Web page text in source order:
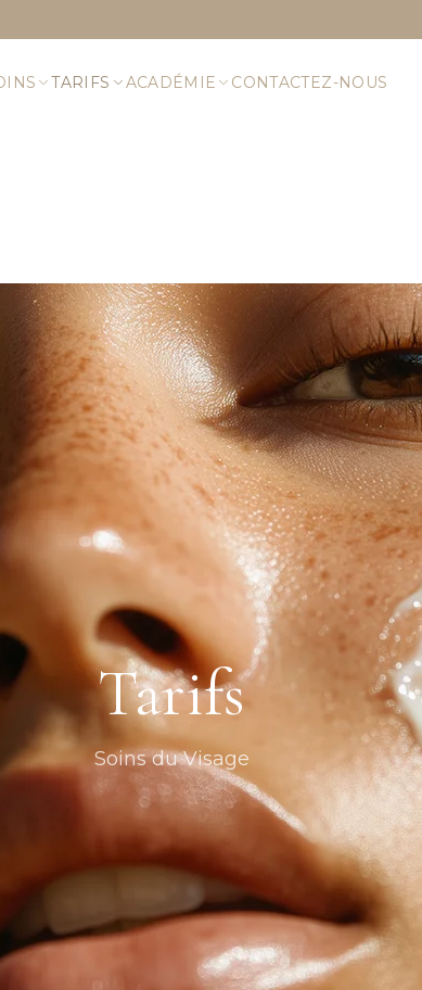
TARIFS ACADÉMIE CONTACTEZ-NOUS
Tarifs
Soins du Visage